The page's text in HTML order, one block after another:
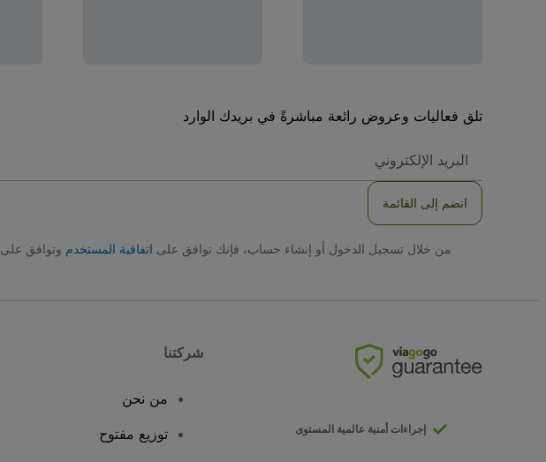
تلق فعاليات وعروض رائعة مباشرةً في بريدك الوارد
الاكتروني
انضم إلى القائمة
من خلال تسجيل الدخول أو إنشاء حساب، فإنك توافق على اتفاقية المستخدم وتوافق على
إجراءات أمنية عالمية المستوى
شركتنا
من نحن
توزيع مفتوح